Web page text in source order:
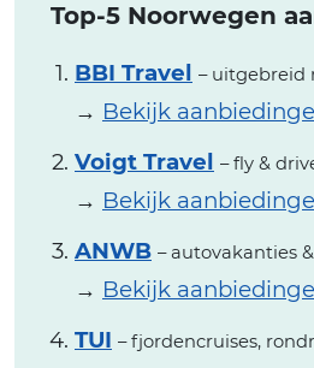
Top-5 Noorwegen
BBI Travel – uitgebreid
→ Bekijk
Voigt Travel – fly &
→ Bekijk
ANWB – autovakanties
→ Bekijk
TUI – fjordencruises,